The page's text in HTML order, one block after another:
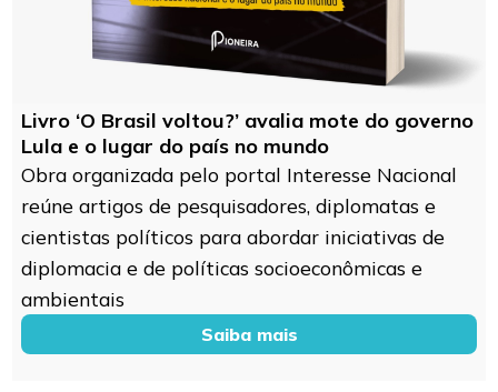
Livro ‘O Brasil voltou?’ avalia mote do governo
Lula e o lugar do país no mundo
Obra organizada pelo portal Interesse Nacional
reúne artigos de pesquisadores, diplomatas e
cientistas políticos para abordar iniciativas de
diplomacia e de políticas socioeconômicas e
ambientais
Saiba mais